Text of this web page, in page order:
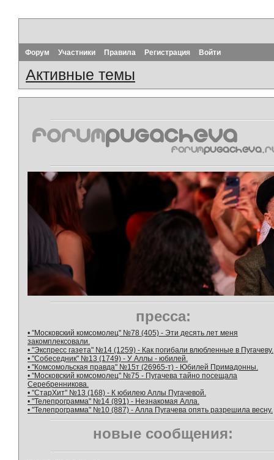
Форум Участники Правила Регистрация Войти
Активные темы
пресса:
• "Московский комсомолец" №78 (405) - Эти десять лет меня
закомплексовали.
• "Экспресс газета" №14 (1259) - Как погибали влюбленные в Пугачеву.
• "Собеседник" №13 (1749) - У Аллы - юбилей.
• "Комсомольская правда" №15т (26965-т) - Юбилей Примадонны.
• "Московский комсомолец" №75 - Пугачева тайно посещала
Серебренникова.
• "СтарХит" №13 (168) - К юбилею Аллы Пугачевой.
• "Телепрограмма" №14 (891) - Незнакомая Алла.
• "Телепрограмма" №10 (887) - Алла Пугачева опять разрешила весну.
новые сообщения: